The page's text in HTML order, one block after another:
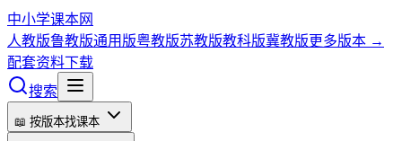
中小学课本网
人教版鲁教版通用版粤教版苏教版教科版冀教版更多版本 →
配套资料下载
搜索
📖 按版本找课本